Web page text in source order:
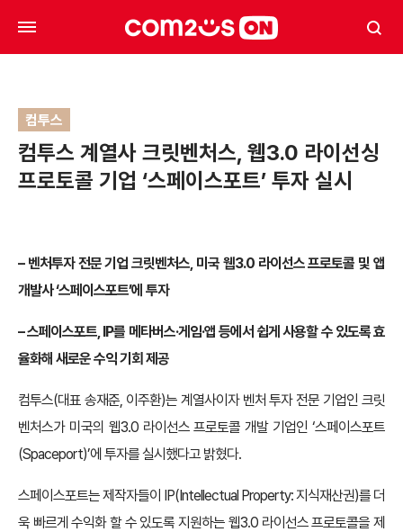
컴투스
컴투스 계열사 크릿벤처스, 웹3.0 라이선싱
프로토콜 기업 ‘스페이스포트’ 투자 실시
– 벤처투자 전문 기업 크릿벤처스, 미국 웹3.0 라이선스 프로토콜 및 앱
개발사 ‘스페이스포트’에 투자
–스페이스포트, IP를 메타버스·게임·앱 등에서 쉽게 사용할 수 있도록 효
율화해 새로운 수익 기회 제공
컴투스(대표 송재준, 이주환)는 계열사이자 벤처 투자 전문 기업인 크릿
벤처스가 미국의 웹3.0 라이선스 프로토콜 개발 기업인 ‘스페이스포트
(Spaceport)’에 투자를 실시했다고 밝혔다.
스페이스포트는 제작자들이 IP(Intellectual Property: 지식재산권)를 더
욱 빠르게 수익화 할 수 있도록 지원하는 웹3.0 라이선스 프로토콜을 제